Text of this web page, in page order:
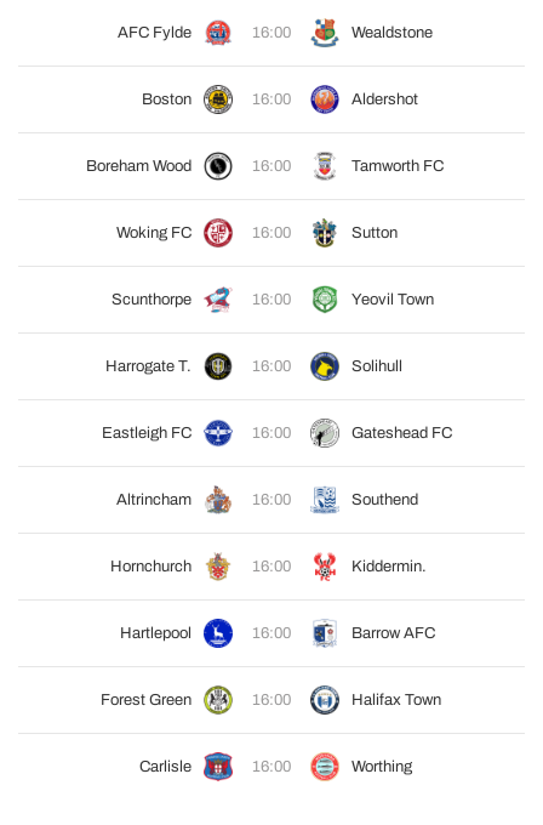
AFC Fylde 16:00 Wealdstone
Boston 16:00 Aldershot
Boreham Wood 16:00 Tamworth FC
Woking FC 16:00 Sutton
Scunthorpe 16:00 Yeovil Town
Harrogate T. 16:00 Solihull
Eastleigh FC 16:00 Gateshead FC
Altrincham 16:00 Southend
Hornchurch 16:00 Kiddermin.
Hartlepool 16:00 Barrow AFC
Forest Green 16:00 Halifax Town
Carlisle 16:00 Worthing